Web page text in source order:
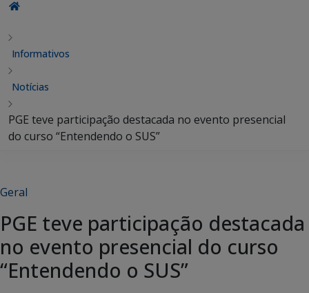
Informativos
Notícias
PGE teve participação destacada no evento presencial
do curso “Entendendo o SUS”
Geral
PGE teve participação destacada
no evento presencial do curso
“Entendendo o SUS”